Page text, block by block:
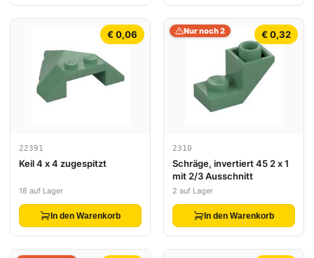
€ 0,06
22391
Keil 4 x 4 zugespitzt
18 auf Lager
In den Warenkorb
€ 0,32
Nur noch 2
2310
Schräge, invertiert 45 2 x 1
mit 2/3 Ausschnitt
2 auf Lager
In den Warenkorb